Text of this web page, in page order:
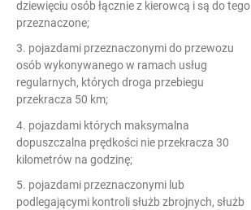
dziewięciu osób łącznie z kierowcą i są do tego
przeznaczone;
3. pojazdami przeznaczonymi do przewozu
osób wykonywanego w ramach usług
regularnych, których droga przebiegu
przekracza 50 km;
4. pojazdami których maksymalna
dopuszczalna prędkości nie przekracza 30
kilometrów na godzinę;
5. pojazdami przeznaczonymi lub
podlegającymi kontroli służb zbrojnych, służb